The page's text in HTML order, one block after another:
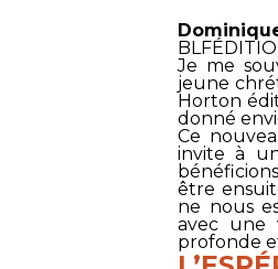
Je me
jeune
Horton
donné
Ce
invite à
être
ne nous
avec une
profonde